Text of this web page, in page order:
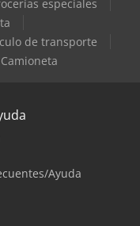
especiales
de transporte
Ayuda